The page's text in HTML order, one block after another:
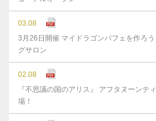
03.08
3月26日開催 マイドラゴンパフェを作ろ
グサロン
02.08
『不思議の国のアリス』 アフタヌーンテ
場！